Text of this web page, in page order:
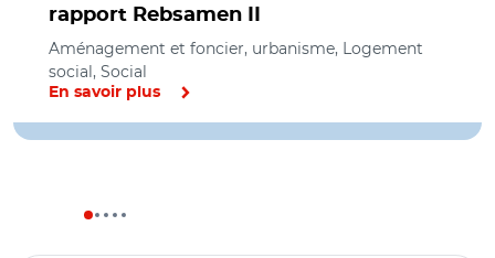
rapport Rebsamen II
Aménagement et foncier, urbanisme, Logement
social, Social
En savoir plus